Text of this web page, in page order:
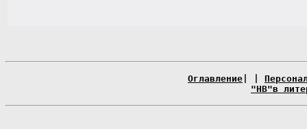
Оглавление
"НВ"в